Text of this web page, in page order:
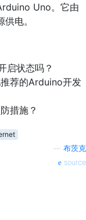
Uno。它由
电。
启状态吗？
荐的Arduino开发
措施？
布茨克
source